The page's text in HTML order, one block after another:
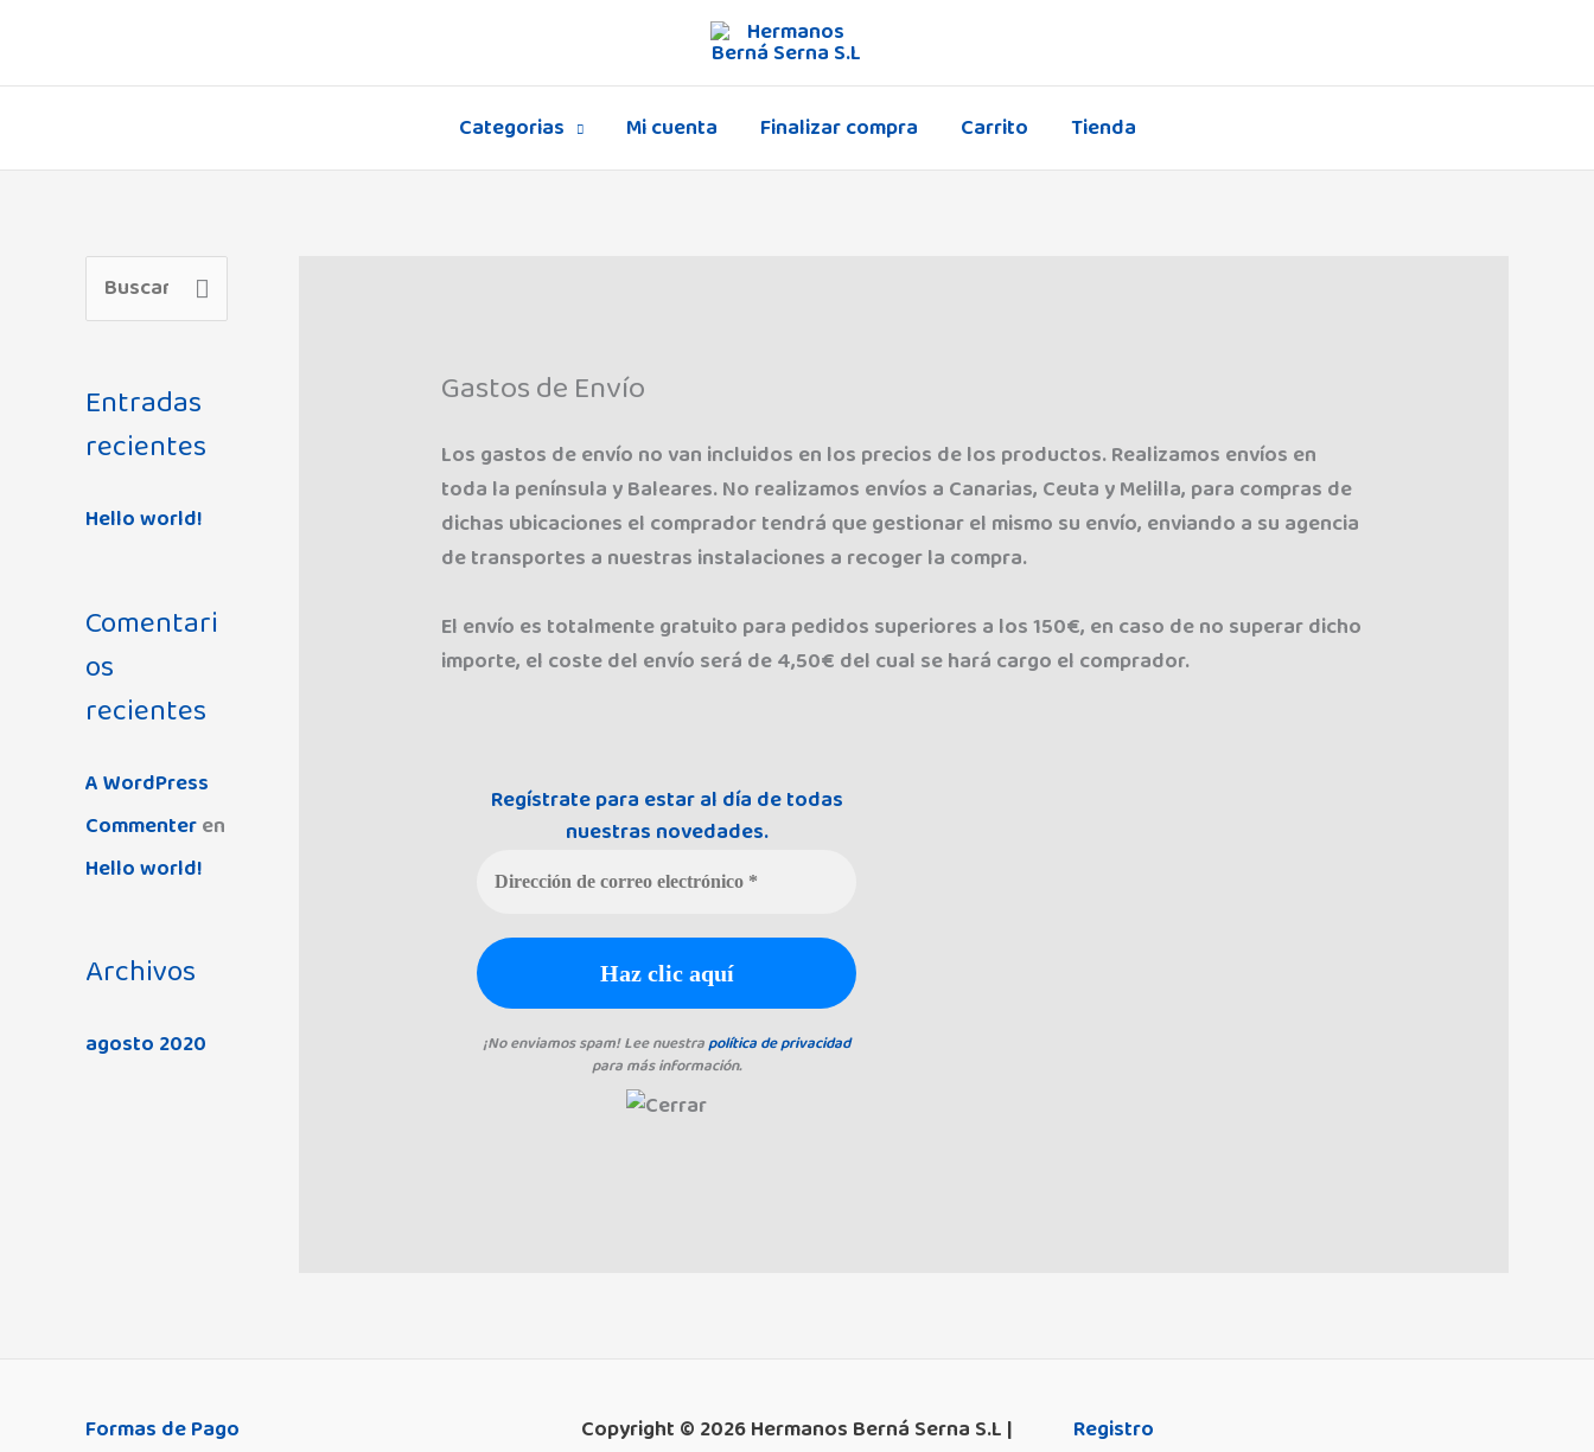
contenido
Categorias
Mi cuenta Finalizar compra Carrito Tienda
c
a
r
r
:
Entradas
recientes
Hello world!
Comentari
os
recientes
A WordPress
Commenteren
Hello world!
Archivos
agosto 2020
Gastos de Envío
Los gastos de envío no van incluidos en los precios de los productos. Realizamos envíos en
toda la península y Baleares. No realizamos envíos a Canarias, Ceuta y Melilla, para compras de
dichas ubicaciones el comprador tendrá que gestionar el mismo su envío, enviando a su agencia
de transportes a nuestras instalaciones a recoger la compra.
El envío es totalmente gratuito para pedidos superiores a los 150€, en caso de no superar dicho
importe, el coste del envío será de 4,50€ del cual se hará cargo el comprador.
Regístrate para estar al día de todas
nuestras novedades.
¡No enviamos spam! Lee nuestrapolítica de privacidad
para más información.
Formas de Pago
Copyright © 2026 Hermanos Berná Serna S.L |
Registro